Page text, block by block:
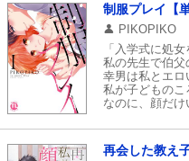
制服プレイ【
PIKOPIKO
「入学式に処
私の先生で伯父
幸男は私とエロ
私が子どもの
なのに、顔だけ
修学旅行で卑
再会した教え